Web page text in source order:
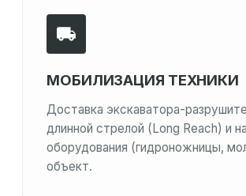
МОБИЛИЗАЦИЯ ТЕХНИКИ
Доставка экскаватора-
длинной стрелой (Long Reach) и
оборудования (гидроножницы,
объект.